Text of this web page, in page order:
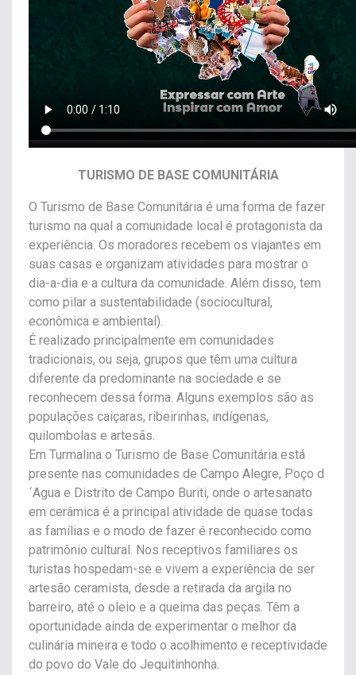
TURISMO DE BASE COMUNITÁRIA
O Turismo de Base Comunitária é uma forma de fazer
turismo na qual a comunidade local é protagonista da
experiência. Os moradores recebem os viajantes em
suas casas e organizam atividades para mostrar o
dia-a-dia e a cultura da comunidade. Além disso, tem
como pilar a sustentabilidade (sociocultural,
econômica e ambiental).
É realizado principalmente em comunidades
tradicionais, ou seja, grupos que têm uma cultura
diferente da predominante na sociedade e se
reconhecem dessa forma. Alguns exemplos são as
populações caiçaras, ribeirinhas, indígenas,
quilombolas e artesãs.
Em Turmalina o Turismo de Base Comunitária está
presente nas comunidades de Campo Alegre, Poço d
´Agua e Distrito de Campo Buriti, onde o artesanato
em cerâmica é a principal atividade de quase todas
as famílias e o modo de fazer é reconhecido como
patrimônio cultural. Nos receptivos familiares os
turistas hospedam-se e vivem a experiência de ser
artesão ceramista, desde a retirada da argila no
barreiro, até o oleio e a queima das peças. Têm a
oportunidade ainda de experimentar o melhor da
culinária mineira e todo o acolhimento e receptividade
do povo do Vale do Jequitinhonha.